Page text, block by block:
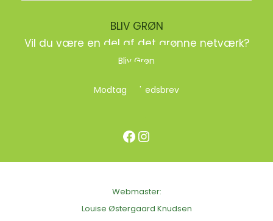
BLIV GRØN
Vil du være en del af det grønne netværk?
Bliv Grøn
Modtag nyhedsbrev
Facebook Instagram
Webmaster:
Louise Østergaard Knudsen